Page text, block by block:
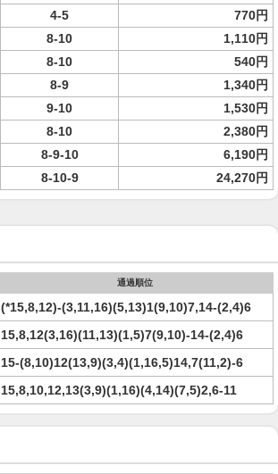
4-5
770円
8-10 1,110円
8-10
540円
8-9
1,340円
9-10
1,530円
8-10
2,380円
8-9-10
6,190円
8-10-9 24,270円
通過順位
(*15,8,12)-(3,11,16)(5,13)1(9,10)7,14-(2,4)6
15,8,12(3,16)(11,13)(1,5)7(9,10)-14-(2,4)6
15-(8,10)12(13,9)(3,4)(1,16,5)14,7(11,2)-6
15,8,10,12,13(3,9)(1,16)(4,14)(7,5)2,6-11